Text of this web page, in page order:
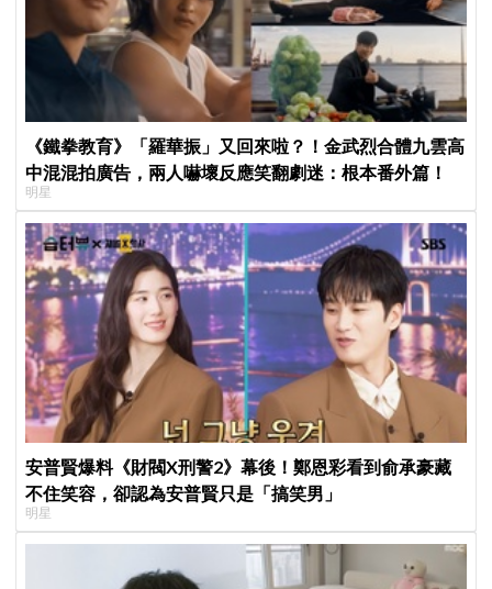
《鐵拳教育》「羅華振」又回來啦？！金武烈合體九雲高
中混混拍廣告，兩人嚇壞反應笑翻劇迷：根本番外篇！
明星
安普賢爆料《財閥X刑警2》幕後！鄭恩彩看到俞承豪藏
不住笑容，卻認為安普賢只是「搞笑男」
明星